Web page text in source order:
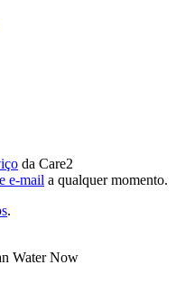
da Care2
e-mail a qualquer momento.
.
Water Now